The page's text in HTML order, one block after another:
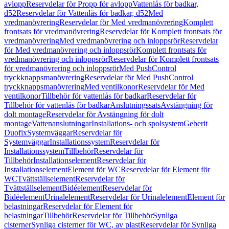
avloppReservdelar för Propp för avloppVattenlås för badkar,
d52Reservdelar för Vattenlås för badkar, d52Med
vredmanövreringReservdelar för Med vredmanövreringKomplett
frontsats för vredmanövreringReservdelar för Komplett frontsats för
vredmanövreringMed vredmanövrering och inloppsrörReservdelar
för Med vredmanövrering och inloppsrörKomplett frontsats för
vredmanövrering och inloppsrörReservdelar för Komplett frontsats
för vredmanövrering och inloppsrörMed PushControl
tryckknappsmanövreringReservdelar för Med PushControl
tryckknappsmanövreringMed ventilkonorReservdelar för Med
ventilkonorTillbehör för vattenlås för badkarReservdelar för
Tillbehör för vattenlås för badkarAnslutningssatsAvstängning för
dolt montageReservdelar för Avstängning för dolt
montageVattenanslutningarInstallations- och spolsystemGeberit
DuofixSystemväggarReservdelar för
SystemväggarInstallationssystemReservdelar för
InstallationssystemTillbehörReservdelar för
TillbehörInstallationselementReservdelar för
InstallationselementElement för WCReservdelar för Element för
WCTvättställselementReservdelar för
TvättställselementBidéelementReservdelar för
BidéelementUrinalelementReservdelar för UrinalelementElement för
belastningarReservdelar för Element för
belastningarTillbehörReservdelar för TillbehörSynliga
cisternerSynliga cisterner för WC, av plastReservdelar för Synliga